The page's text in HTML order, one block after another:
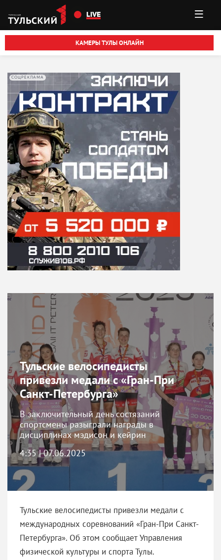
Перейти к основному содержанию
LIVE
КАМЕРЫ ТУЛЫ ОНЛАЙН
СОЦРЕКЛАМА
Тульские велосипедисты
привезли медали с «Гран-При
Санкт-Петербурга»
В заключительный день состязаний
спортсмены разыграли награды в
дисциплинах мэдисон и кейрин
4:35 | 07.06.2025
Тульские велосипедисты привезли медали с
международных соревнований «Гран-При Санкт-
Петербурга». Об этом сообщает Управления
физической культуры и спорта Тулы.